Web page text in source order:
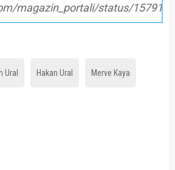
magazin_portali/status/
Ural Hakan Ural Merve Kaya